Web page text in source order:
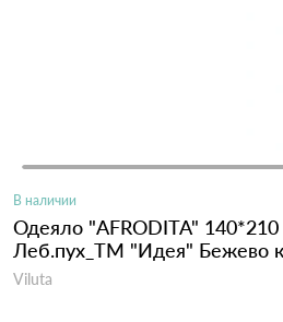
В наличии
Одеяло "AFRODITA"
Леб.пух_ТМ "Идея" Бежево
Viluta